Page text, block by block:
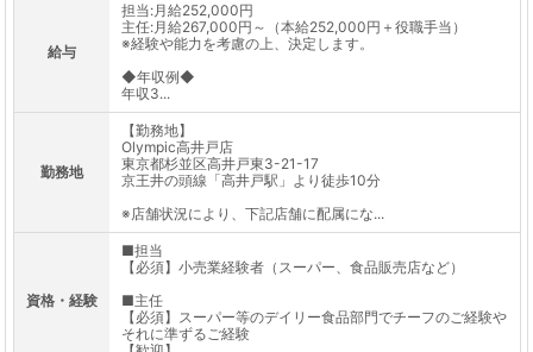
給与
担当:月給252,000円
主任:月給267,000円～（本給252,000円＋役職手当）
※経験や能力を考慮の上、決定します。
◆年収例◆
年収3...
勤務地
【勤務地】
Olympic高井戸店
東京都杉並区高井戸東3-21-17
京王井の頭線「高井戸駅」より徒歩10分
※店舗状況により、下記店舗に配属にな...
資格・経験
■担当
【必須】小売業経験者（スーパー、食品販売店など）
■主任
【必須】スーパー等のデイリー食品部門でチーフのご経験や
それに準ずるご経験